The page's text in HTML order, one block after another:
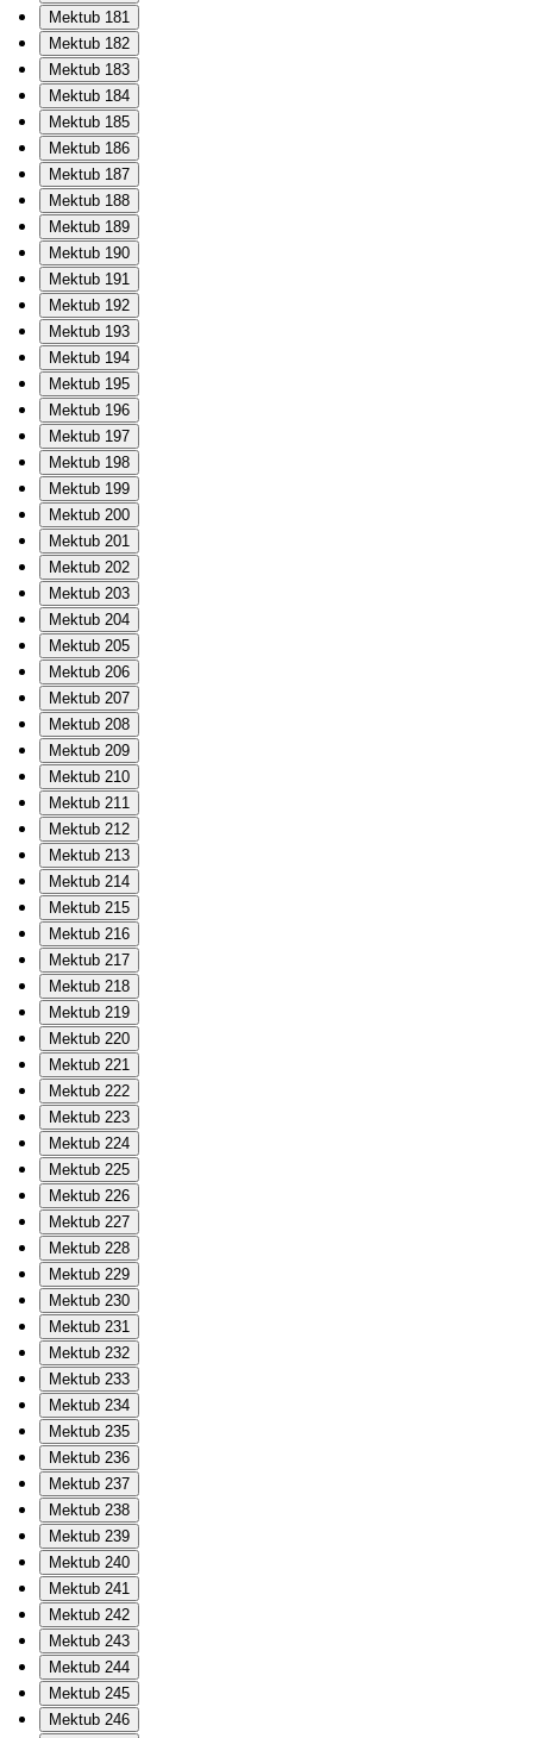
Mektub 181
Mektub 182
Mektub 183
Mektub 184
Mektub 185
Mektub 186
Mektub 187
Mektub 188
Mektub 189
Mektub 190
Mektub 191
Mektub 192
Mektub 193
Mektub 194
Mektub 195
Mektub 196
Mektub 197
Mektub 198
Mektub 199
Mektub 200
Mektub 201
Mektub 202
Mektub 203
Mektub 204
Mektub 205
Mektub 206
Mektub 207
Mektub 208
Mektub 209
Mektub 210
Mektub 211
Mektub 212
Mektub 213
Mektub 214
Mektub 215
Mektub 216
Mektub 217
Mektub 218
Mektub 219
Mektub 220
Mektub 221
Mektub 222
Mektub 223
Mektub 224
Mektub 225
Mektub 226
Mektub 227
Mektub 228
Mektub 229
Mektub 230
Mektub 231
Mektub 232
Mektub 233
Mektub 234
Mektub 235
Mektub 236
Mektub 237
Mektub 238
Mektub 239
Mektub 240
Mektub 241
Mektub 242
Mektub 243
Mektub 244
Mektub 245
Mektub 246